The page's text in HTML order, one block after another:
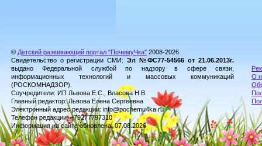
© Детский развивающий портал "ПочемуЧка" 2008-2026
Свидетельство о регистрации СМИ: Эл №ФС77-54566 от 21.06.2013г.
выдано Федеральной службой по надзору в сфере связи,
информационных технологий и массовых коммуникаций
(РОСКОМНАДЗОР).
Соучредители: ИП Львова Е.С., Власова Н.В.
Главный редактор: Львова Елена Сергеевна
Электронный адрес редакции: info@pochemu4ka.ru
Телефон редакции: +79277797310
Информация на сайте обновлена: 07.08.2026
О